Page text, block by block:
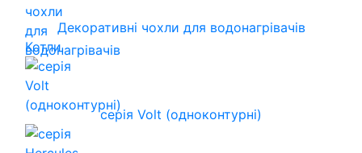
Декоративні чохли для водонагрівачів
Котли
серія Volt (одноконтурні)